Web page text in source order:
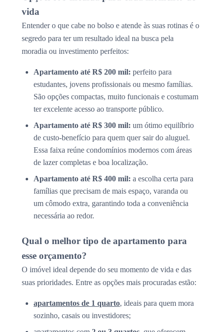
vida
Entender o que cabe no bolso e atende às suas rotinas é o
segredo para ter um resultado ideal na busca pela
moradia ou investimento perfeitos:
Apartamento até R$ 200 mil: perfeito para
estudantes, jovens profissionais ou mesmo famílias.
São opções compactas, muito funcionais e costumam
ter excelente acesso ao transporte público.
Apartamento até R$ 300 mil: um ótimo equilíbrio
de custo-benefício para quem quer sair do aluguel.
Essa faixa reúne condomínios modernos com áreas
de lazer completas e boa localização.
Apartamento até R$ 400 mil: a escolha certa para
famílias que precisam de mais espaço, varanda ou
um cômodo extra, garantindo toda a conveniência
necessária ao redor.
Qual o melhor tipo de apartamento para
esse orçamento?
O imóvel ideal depende do seu momento de vida e das
suas prioridades. Entre as opções mais procuradas estão:
apartamentos de 1 quarto, ideais para quem mora
sozinho, casais ou investidores;